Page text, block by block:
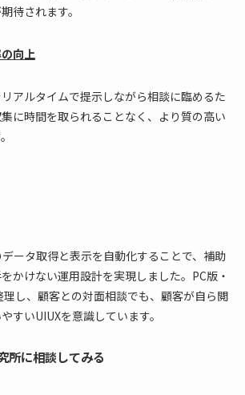
待されます。
向上
アルタイムで提示しながら相談に臨めるた
に時間を取られることなく、より質の高い
ータ取得と表示を自動化することで、補助
かけない運用設計を実現しました。PC版・
し、顧客との対面相談でも、顧客が自ら閲
すいUIUXを意識しています。
所に相談してみる